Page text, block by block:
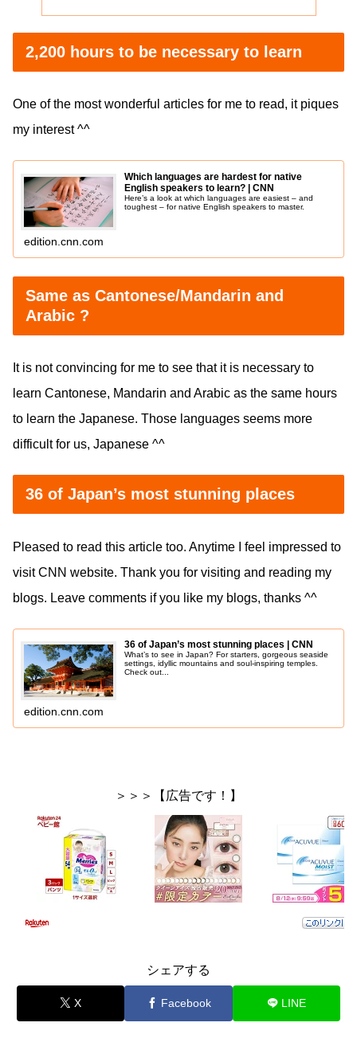
2,200 hours to be necessary to learn
One of the most wonderful articles for me to read, it piques
my interest ^^
Which languages are hardest for native
English speakers to learn? | CNN
Here’s a look at which languages are easiest – and
toughest – for native English speakers to master.
edition.cnn.com
Same as Cantonese/Mandarin and
Arabic ?
It is not convincing for me to see that it is necessary to
learn Cantonese, Mandarin and Arabic as the same hours
to learn the Japanese. Those languages seems more
difficult for us, Japanese ^^
36 of Japan’s most stunning places
Pleased to read this article too. Anytime I feel impressed to
visit CNN website. Thank you for visiting and reading my
blogs. Leave comments if you like my blogs, thanks ^^
36 of Japan’s most stunning places | CNN
What’s to see in Japan? For starters, gorgeous seaside
settings, idyllic mountains and soul-inspiring temples.
Check out...
edition.cnn.com
＞＞＞【広告です！】
シェアする
X Facebook LINE